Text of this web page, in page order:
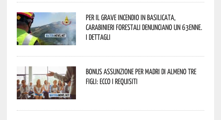
Per il grave incendio in Basilicata,
Carabinieri forestali denunciano un 63enne.
I dettagli
Bonus assunzione per madri di almeno tre
figli: ecco i requisiti